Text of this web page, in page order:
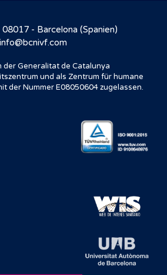
- Barcelona (Spanien)
info@bcnivf.com
der Generalitat de Catalunya
und als Zentrum für humane
der Nummer E08050604 zugelassen.